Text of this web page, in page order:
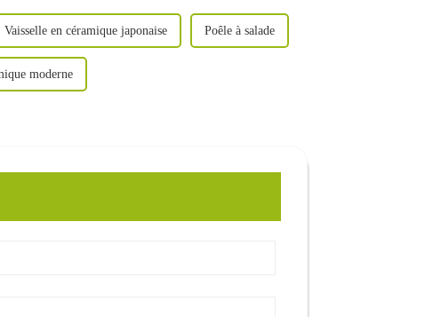
Vaisselle en céramique japonaise Poêle à salade
moderne